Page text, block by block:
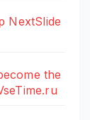
NextSlide
the